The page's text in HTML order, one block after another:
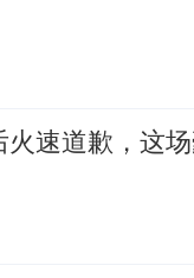
速道歉，这